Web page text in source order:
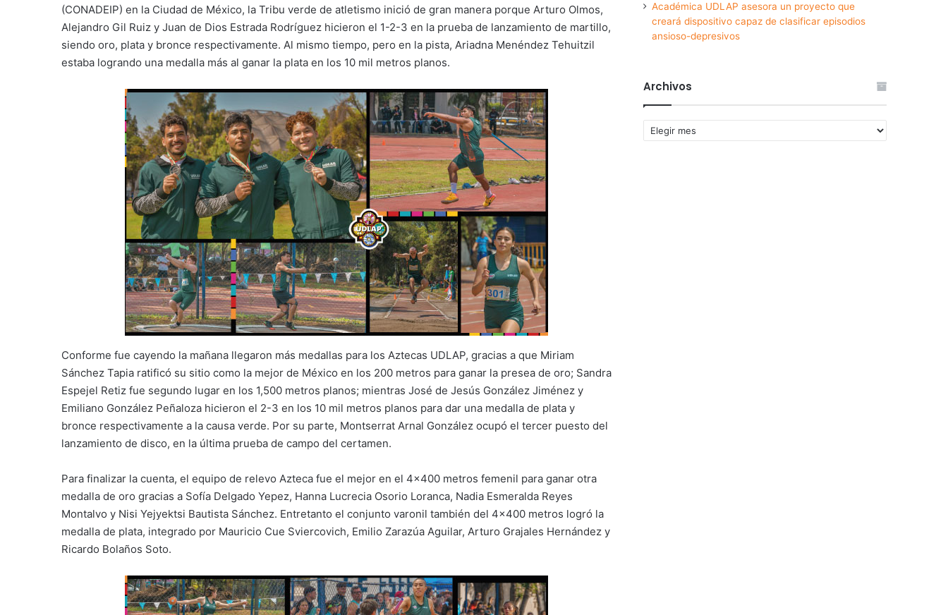
(CONADEIP) en la Ciudad de México, la Tribu verde de atletismo inició de gran manera porque Arturo Olmos,
Alejandro Gil Ruiz y Juan de Dios Estrada Rodríguez hicieron el 1-2-3 en la prueba de lanzamiento de martillo,
siendo oro, plata y bronce respectivamente. Al mismo tiempo, pero en la pista, Ariadna Menéndez Tehuitzil
estaba logrando una medalla más al ganar la plata en los 10 mil metros planos.
Conforme fue cayendo la mañana llegaron más medallas para los Aztecas UDLAP, gracias a que Miriam
Sánchez Tapia ratificó su sitio como la mejor de México en los 200 metros para ganar la presea de oro; Sandra
Espejel Retiz fue segundo lugar en los 1,500 metros planos; mientras José de Jesús González Jiménez y
Emiliano González Peñaloza hicieron el 2-3 en los 10 mil metros planos para dar una medalla de plata y
bronce respectivamente a la causa verde. Por su parte, Montserrat Arnal González ocupó el tercer puesto del
lanzamiento de disco, en la última prueba de campo del certamen.
Para finalizar la cuenta, el equipo de relevo Azteca fue el mejor en el 4×400 metros femenil para ganar otra
medalla de oro gracias a Sofía Delgado Yepez, Hanna Lucrecia Osorio Loranca, Nadia Esmeralda Reyes
Montalvo y Nisi Yejyektsi Bautista Sánchez. Entretanto el conjunto varonil también del 4×400 metros logró la
medalla de plata, integrado por Mauricio Cue Sviercovich, Emilio Zarazúa Aguilar, Arturo Grajales Hernández y
Ricardo Bolaños Soto.
Académica UDLAP asesora un proyecto que
creará dispositivo capaz de clasificar episodios
ansioso-depresivos
Archivos
Archivos